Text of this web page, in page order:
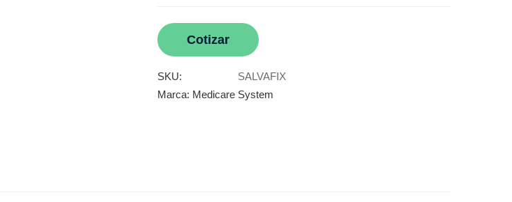
Cotizar
SKU:
SALVAFIX
Marca: Medicare System